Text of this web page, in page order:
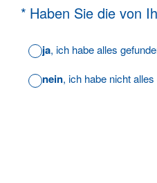
* Haben Sie die von
(Erforderlich.)
ja, ich habe alles
nein, ich habe nicht